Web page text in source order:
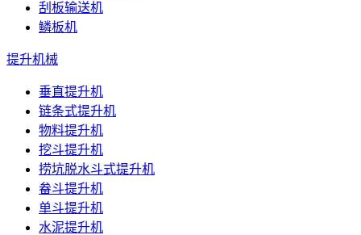
刮板输送机
鳞板机
提升机械
垂直提升机
链条式提升机
物料提升机
挖斗提升机
捞坑脱水斗式提升机
畚斗提升机
单斗提升机
水泥提升机